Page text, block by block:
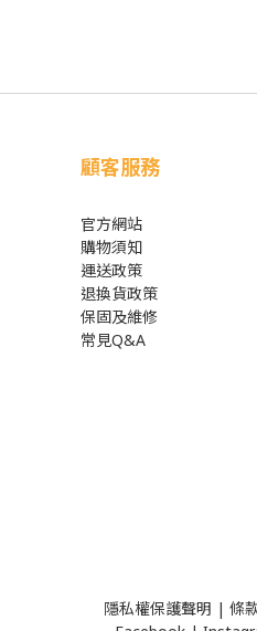
顧客服務
官方網站
購物須知
運送政策
退換貨政策
保固及維修
常見Q&A
隱私權保護聲明 | 條